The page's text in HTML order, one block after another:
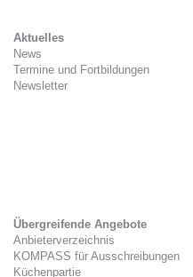
Aktuelles
News
Termine und Fortbildungen
Newsletter
Übergreifende Angebote
Anbieterverzeichnis
KOMPASS für Ausschreibungen
Küchenpartie